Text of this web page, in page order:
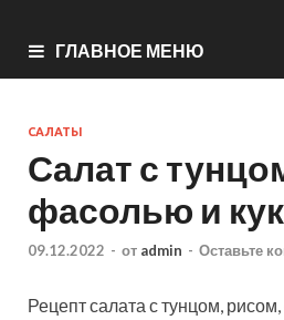
ГЛАВНОЕ МЕНЮ
САЛАТЫ
Салат с
фасолью и
09.12.2022 - от admin - Оставьте
Рецепт салата с тунцом,